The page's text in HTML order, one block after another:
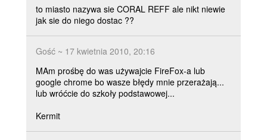
to miasto nazywa sie CORAL REFF ale nikt niewie
jak sie do niego dostac ??
Gość ~ 17 kwietnia 2010, 20:16
MAm prośbę do was używajcie FireFox-a lub
google chrome bo wasze błędy mnie przerażają...
lub wróćcie do szkoły podstawowej...
Kermit